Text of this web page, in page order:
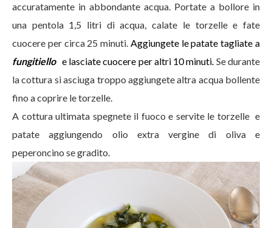
accuratamente in abbondante acqua. Portate a bollore in
una pentola 1,5 litri di acqua, calate le torzelle e fate
cuocere per circa 25 minuti. Aggiungete le patate tagliate a
fungitielloe lasciate cuocere per altri 10 minuti. Se durante
la cottura si asciuga troppo aggiungete altra acqua bollente
fino a coprire le torzelle.
A cottura ultimata spegnete il fuoco e servite le torzelle e
patate aggiungendo olio extra vergine di oliva e
peperoncino se gradito.